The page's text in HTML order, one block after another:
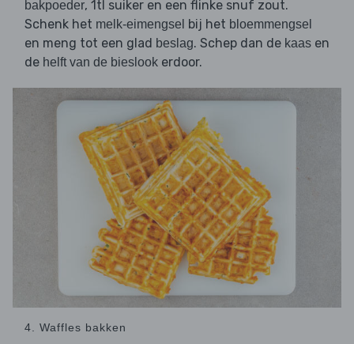
bakpoeder, 1tl suiker en een flinke snuf zout.
Schenk het melk-eimengsel bij het bloemmengsel
en meng tot een glad beslag. Schep dan de kaas en
de helft van de bieslook erdoor.
4. Waffles bakken